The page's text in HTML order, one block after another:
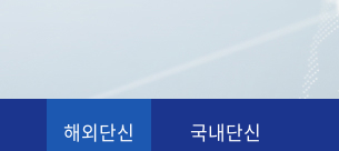
단신동향
해외단신 국내단신